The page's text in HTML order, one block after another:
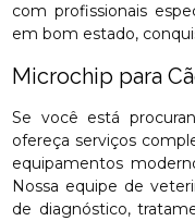
com profissionais
em bom estado,
Microchip para
Se você está
ofereça serviços
equipamentos
Nossa equipe de
de diagnóstico,